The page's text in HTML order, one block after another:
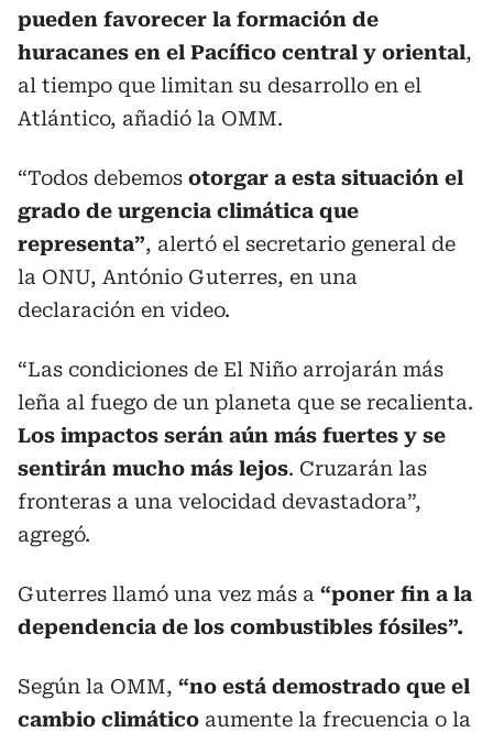
pueden favorecer la formación de
huracanes en el Pacífico central y oriental,
al tiempo que limitan su desarrollo en el
Atlántico, añadió la OMM.
“Todos debemos otorgar a esta situación el
grado de urgencia climática que
representa”, alertó el secretario general de
la ONU, António Guterres, en una
declaración en video.
“Las condiciones de El Niño arrojarán más
leña al fuego de un planeta que se recalienta.
Los impactos serán aún más fuertes y se
sentirán mucho más lejos. Cruzarán las
fronteras a una velocidad devastadora”,
agregó.
Guterres llamó una vez más a “poner fin a la
dependencia de los combustibles fósiles”.
Según la OMM, “no está demostrado que el
cambio climático aumente la frecuencia o la